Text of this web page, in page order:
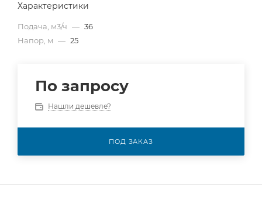
Характеристики
Подача, м3/ч — 36
Напор, м — 25
По запросу
Нашли дешевле?
ПОД ЗАКАЗ